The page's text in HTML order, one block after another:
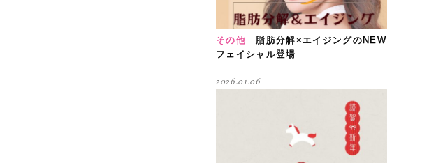
その他
脂肪分解×エイジングのNEW
フェイシャル登場
2026.01.06